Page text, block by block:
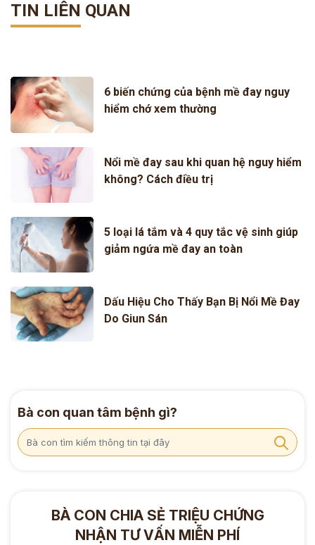
TIN LIÊN QUAN
6 biến chứng của bệnh mề đay nguy
hiểm chớ xem thường
Nổi mề đay sau khi quan hệ nguy hiểm
không? Cách điều trị
5 loại lá tắm và 4 quy tắc vệ sinh giúp
giảm ngứa mề đay an toàn
Dấu Hiệu Cho Thấy Bạn Bị Nổi Mề Đay
Do Giun Sán
Bà con quan tâm bệnh gì?
BÀ CON CHIA SẺ TRIỆU CHỨNG
NHẬN TƯ VẤN MIỄN PHÍ